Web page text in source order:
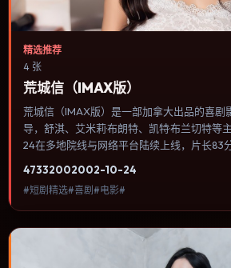
精选推荐
4 张
荒城信（IMAX版）
荒城信（IMAX版）是一部加拿大出品的喜剧
导，舒淇、艾米莉·布朗特、凯特·布兰切特
24在多地院线与网络平台陆续上线，片长83
进，节奏与视听语言统一，可作为休闲观影或
47332002002-10-24
#短剧精选#喜剧#电影#